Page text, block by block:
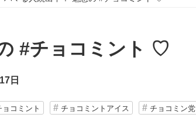
#チョコミント ♡
日
ョコミント チョコミントアイス チョコミン党